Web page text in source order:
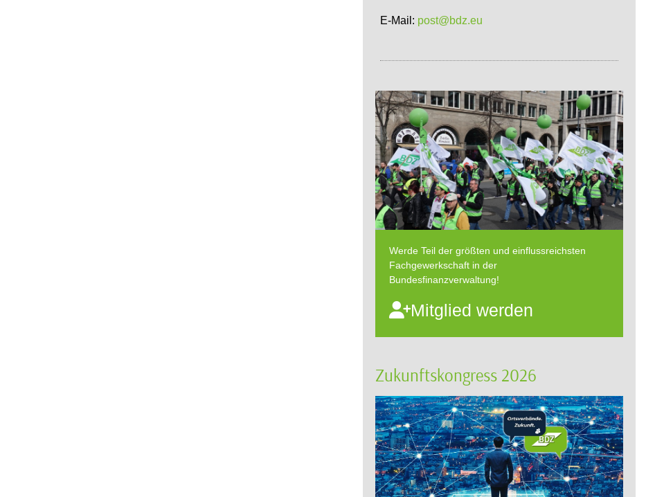
E-Mail: post@bdz.eu
Werde Teil der größten und einflussreichsten
Fachgewerkschaft in der
Bundesfinanzverwaltung!
Mitglied werden
Zukunftskongress 2026